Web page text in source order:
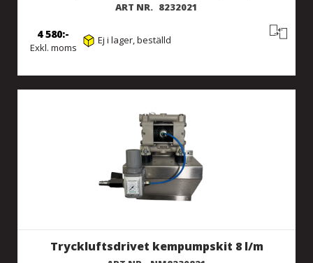
ART NR. 8232021
Exkl. moms
4 580 Ej i lager, beställd
Tryckluftsdrivet kempumpskit 8 l/m